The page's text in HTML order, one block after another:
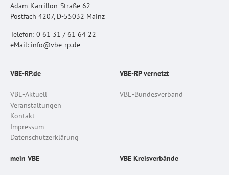
Adam-Karrillon-Straße 62
Postfach 4207, D-55032 Mainz
Telefon: 0 61 31 / 61 64 22
eMail: info@vbe-rp.de
VBE-RP.de
VBE-Aktuell
Veranstaltungen
Kontakt
Impressum
Datenschutzerklärung
VBE-RP vernetzt
VBE-Bundesverband
mein VBE VBE Kreisverbände